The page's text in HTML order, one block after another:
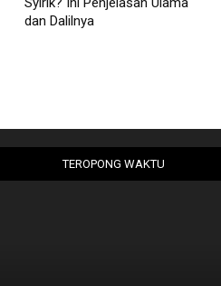
dan Dalilnya
TEROPONG WAKTU